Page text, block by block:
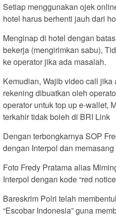
Setiap menggunakan ojek
hotel harus berhenti jauh dari
Menginap di hotel dengan
bekerja (mengirimkan sabu),
ke operator jika ada masalah.
Kemudian, Wajib video call
rekening dibuatkan oleh
operator untuk top up e-wallet,
terkahir tidak boleh di BRI Link
Dengan terbongkarnya SOP
dengan Interpol dan
Foto Fredy Pratama alias
Interpol dengan kode “red
Bareskrim Polri telah
“Escobar Indonesia” guna